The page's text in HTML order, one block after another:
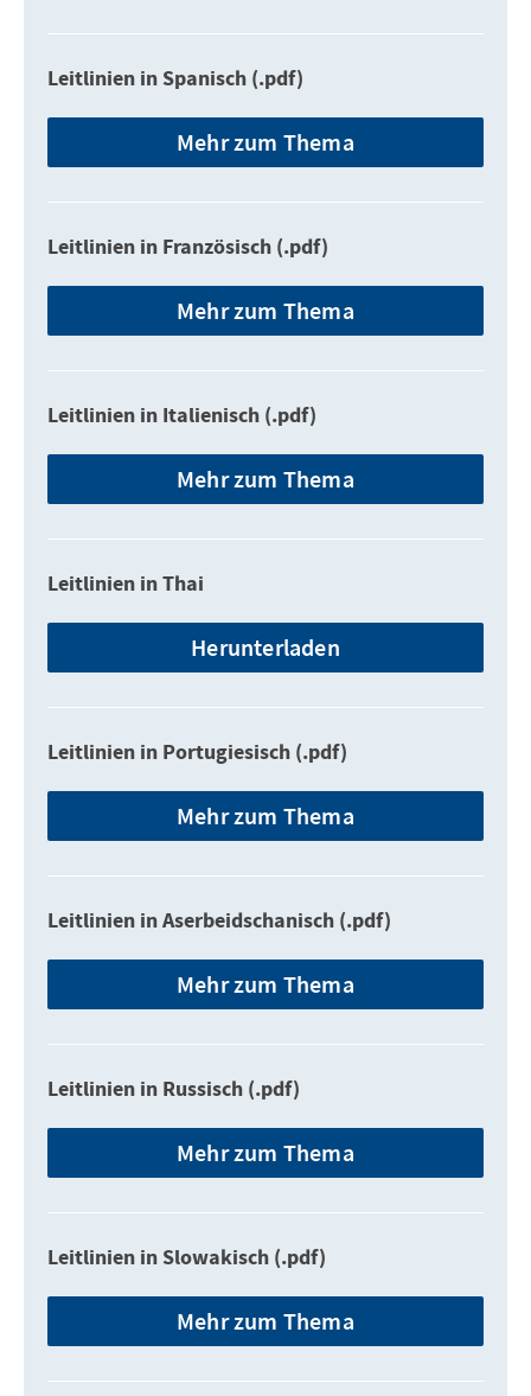
Leitlinien in Spanisch (.pdf)
Mehr zum Thema
Leitlinien in Französisch (.pdf)
Mehr zum Thema
Leitlinien in Italienisch (.pdf)
Mehr zum Thema
Leitlinien in Thai
Herunterladen
Leitlinien in Portugiesisch (.pdf)
Mehr zum Thema
Leitlinien in Aserbeidschanisch (.pdf)
Mehr zum Thema
Leitlinien in Russisch (.pdf)
Mehr zum Thema
Leitlinien in Slowakisch (.pdf)
Mehr zum Thema